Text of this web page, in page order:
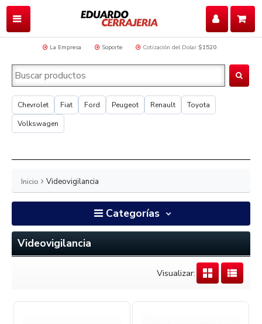
La Empresa Soporte Cotización del Dolar $1520
Chevrolet Fiat Ford Peugeot Renault
Toyota
Volkswagen
Inicio Videovigilancia
Categorías
Videovigilancia
Visualizar: